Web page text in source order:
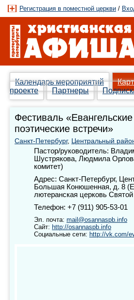
Регистрация в поместной церкви /
Календарь мероприятий
проекте
Партнеры
Фестиваль
поэтические встречи»
Санкт-Петербург, Центральный
Пастор/руководитель:
Шустрякова, Людмила
комитет)
Адрес: Санкт-Петербург,
Большая Конюшенная, д. 8
лютеранская церковь
Телефон: +7 (911) 905-53-01
Эл. почта: mail@osannaspb.info
Сайт: http://osannaspb.info
Социальные сети: http://vk.com/